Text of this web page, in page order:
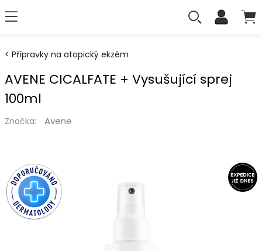
Přípravky na atopický ekzém
AVENE CICALFATE + Vysušující sprej
100ml
Značka: Avene